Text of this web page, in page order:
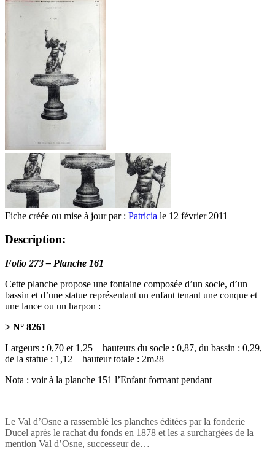
Fiche créée ou mise à jour par : Patricia le 12 février 2011
Description:
Folio 273 – Planche 161
Cette planche propose une fontaine composée d’un socle, d’un
bassin et d’une statue représentant un enfant tenant une conque et
une lance ou un harpon :
> N° 8261
Largeurs : 0,70 et 1,25 – hauteurs du socle : 0,87, du bassin : 0,29,
de la statue : 1,12 – hauteur totale : 2m28
Nota : voir à la planche 151 l’Enfant formant pendant
Le Val d’Osne a rassemblé les planches éditées par la fonderie
Ducel après le rachat du fonds en 1878 et les a surchargées de la
mention Val d’Osne, successeur de…